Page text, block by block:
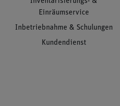
Einräumservice
Inbetriebnahme & Schulungen
Kundendienst